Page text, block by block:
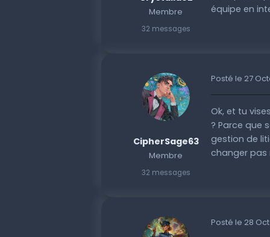
Membre
32 messages
équipe en
CipherSage63
Membre
32 messages
Posté le 27
Ok, et tu
? Parce que
gestion de
changer pas
Posté le 28